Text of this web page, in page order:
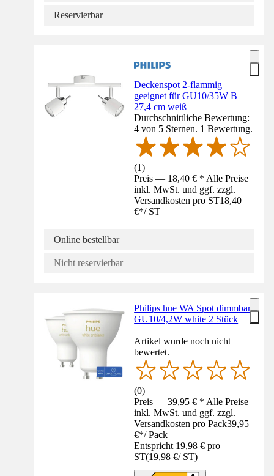
Reservierbar
Deckenspot 2-flammig
geeignet für GU10/35W B
27,4 cm weiß
Durchschnittliche Bewertung:
4 von 5 Sternen. 1 Bewertung.
(1)
Preis — 18,40 € * Alle Preise
inkl. MwSt. und ggf. zzgl.
Versandkosten pro ST18,40
€*/ ST
Online bestellbar
Nicht reservierbar
Philips hue WA Spot dimmbar
GU10/4,2W white 2 Stück
Artikel wurde noch nicht
bewertet.
(0)
Preis — 39,95 € * Alle Preise
inkl. MwSt. und ggf. zzgl.
Versandkosten pro Pack39,95
€*/ Pack
Entspricht 19,98 € pro
ST(19,98 €/ ST)